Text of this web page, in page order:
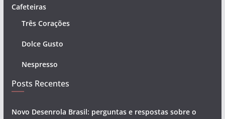
Cafeteiras
Três Corações
Dolce Gusto
Nespresso
Posts Recentes
Novo Desenrola Brasil: perguntas e respostas sobre o